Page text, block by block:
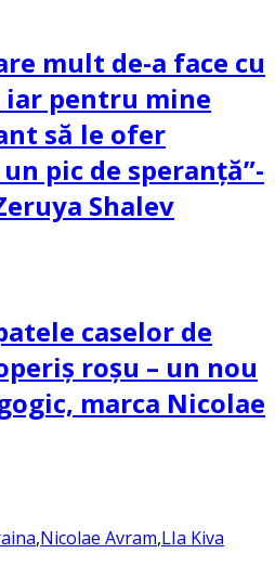
mult de-a face cu
iar pentru mine
să le ofer
pic de speranță”-
Shalev
caselor de
roșu – un nou
marca Nicolae
,Nicolae Avram,LIa Kiva